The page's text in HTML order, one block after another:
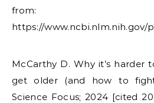
from:
https://www.ncbi.nlm.nih.gov/
​McCarthy D. Why it’s harder
get older (and how to
Science Focus; 2024 [cited